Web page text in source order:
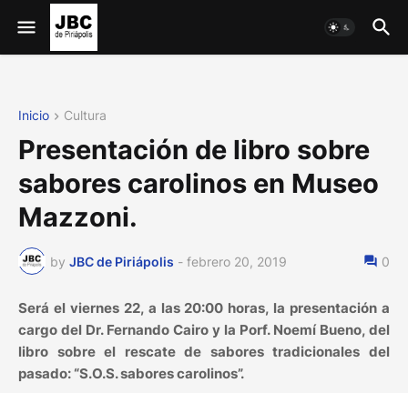
Inicio Cultura
Presentación de libro sobre
sabores carolinos en Museo
Mazzoni.
by JBC de Piriápolis - febrero 20, 2019 0
Será el viernes 22, a las 20:00 horas, la presentación a
cargo del Dr. Fernando Cairo y la Porf. Noemí Bueno, del
libro sobre el rescate de sabores tradicionales del
pasado: “S.O.S. sabores carolinos”.